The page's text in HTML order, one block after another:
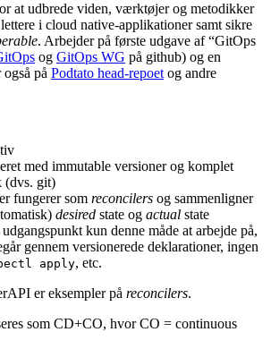
at udbrede viden, værktøjer og metodikker
i cloud native-applikationer samt sikre
. Arbejder på første udgave af “GitOps
og GitOps WG på github) og en
på Podtato head-repoet og andre
med immutable versioner og komplet
(dvs. git)
fungerer som reconcilers og sammenligner
desired state og actual state
kun denne måde at arbejde på,
gennem versionerede deklarationer, ingen
apply, etc.
er eksempler på reconcilers.
som CD+CO, hvor CO = continuous